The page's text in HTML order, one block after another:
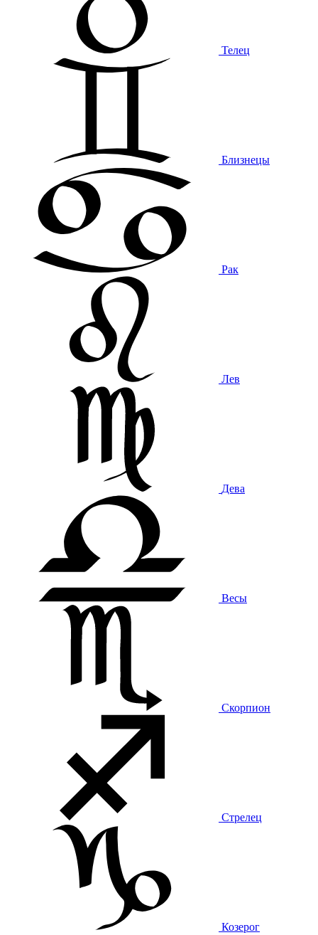
Телец
Близнецы
Рак
Лев
Дева
Весы
Скорпион
Стрелец
Козерог